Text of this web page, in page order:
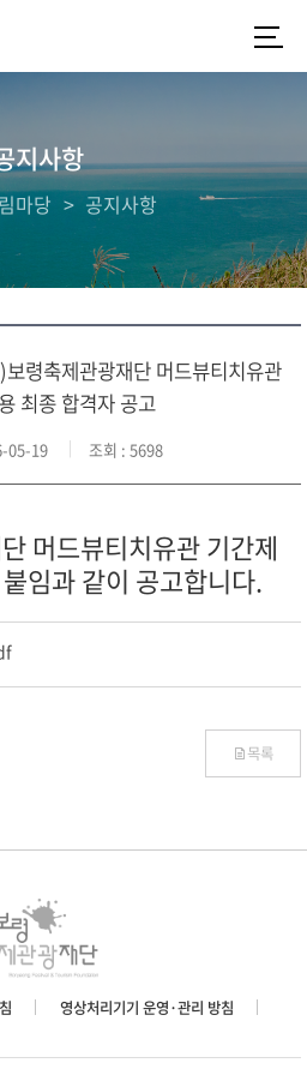
지사항
마당 공지사항
령축제관광재단 머드뷰티치유관
최종 합격자 공고
05-19 조회 : 5698
머드뷰티치유관 기간제
임과 같이 공고합니다.
목록
영상처리기기 운영·관리 방침